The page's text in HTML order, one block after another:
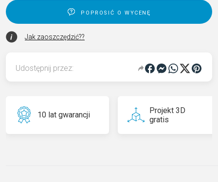
poprosić o wycenę
Jak zaoszczędzić??
Udostępnij przez:
10 lat gwarancji
Projekt 3D
gratis